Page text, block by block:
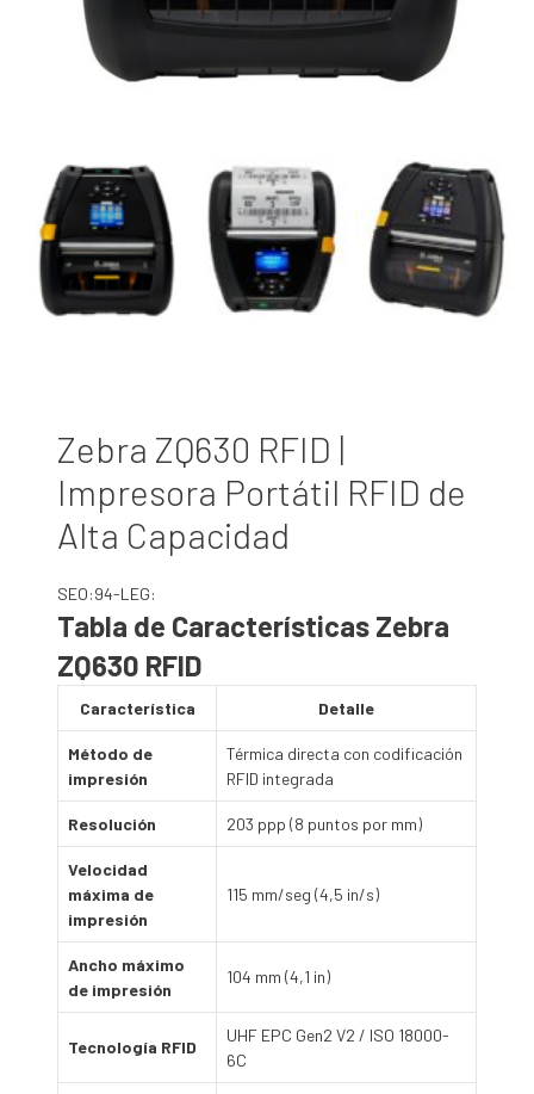
Zebra ZQ630 RFID |
Impresora Portátil RFID de
Alta Capacidad
SEO:94-LEG:
Tabla de Características Zebra
ZQ630 RFID
Característica Detalle
Método de
impresión
Térmica directa con codificación
RFID integrada
Resolución 203 ppp (8 puntos por mm)
Velocidad
máxima de
impresión
115 mm/seg (4,5 in/s)
Ancho máximo
de impresión
104 mm (4,1 in)
Tecnología RFID
UHF EPC Gen2 V2 / ISO 18000-
6C